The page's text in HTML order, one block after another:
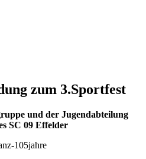
zum 3.Sportfest
und der Jugendabteilung
SC 09 Effelder